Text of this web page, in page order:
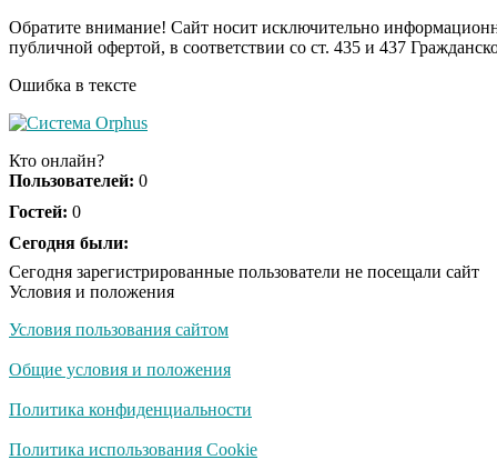
Обратите внимание! Сайт носит исключительно
публичной офертой, в соответствии со ст. 435 и 437
Ошибка в тексте
Кто онлайн?
Пользователей: 0
Гостей: 0
Сегодня были:
Сегодня зарегистрированные пользователи не посещали сайт
Условия и положения
Условия пользования сайтом
Общие условия и положения
Политика конфиденциальности
Политика использования Cookie